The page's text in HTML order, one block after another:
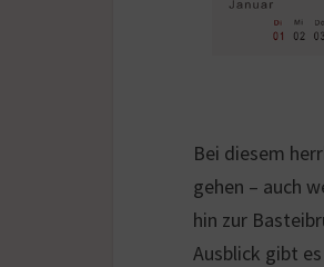
Bei diesem
gehen – auch
hin zur
Ausblick gibt